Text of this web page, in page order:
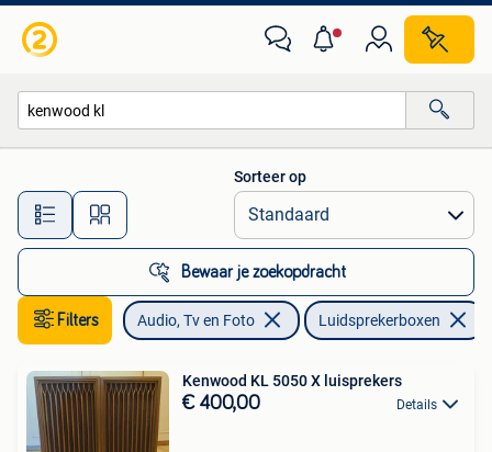
Alle afstanden…
Sorteer op
Bewaar je zoekopdracht
Filters Audio, Tv en Foto Luidsprekerboxen
Kenwood KL 5050 X luisprekers
€ 400,00 Details